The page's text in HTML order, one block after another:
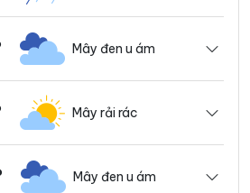
Mây đen u ám
Mây rải rác
Mây đen u ám